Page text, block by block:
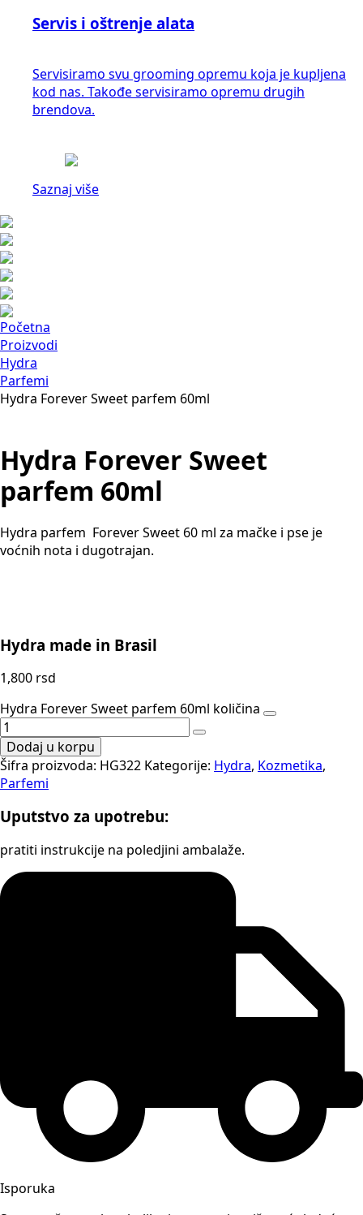
Servis i oštrenje alata
Servisiramo svu grooming opremu koja je kupljena
kod nas. Takođe servisiramo opremu drugih
brendova.
Saznaj više
Početna
Proizvodi
Hydra
Parfemi
Hydra Forever Sweet parfem 60ml
Hydra Forever Sweet
parfem 60ml
Hydra parfem Forever Sweet 60 ml za mačke i pse je
voćnih nota i dugotrajan.
Hydra made in Brasil
1,800 rsd
Hydra Forever Sweet parfem 60ml količina
Dodaj u korpu
Šifra proizvoda: HG322 Kategorije: Hydra, Kozmetika,
Parfemi
Uputstvo za upotrebu:
pratiti instrukcije na poledjini ambalaže.
Isporuka